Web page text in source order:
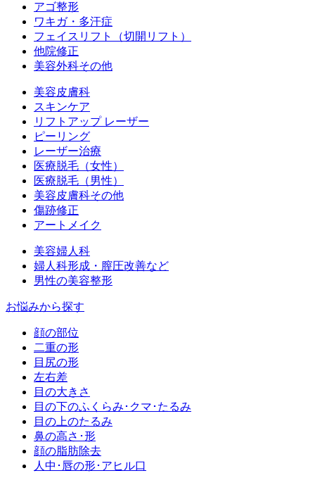
アゴ整形
ワキガ・多汗症
フェイスリフト（切開リフト）
他院修正
美容外科その他
美容皮膚科
スキンケア
リフトアップ レーザー
ピーリング
レーザー治療
医療脱毛（女性）
医療脱毛（男性）
美容皮膚科その他
傷跡修正
アートメイク
美容婦人科
婦人科形成・膣圧改善など
男性の美容整形
お悩みから探す
顔の部位
二重の形
目尻の形
左右差
目の大きさ
目の下のふくらみ･クマ･たるみ
目の上のたるみ
鼻の高さ･形
顔の脂肪除去
人中･唇の形･アヒル口